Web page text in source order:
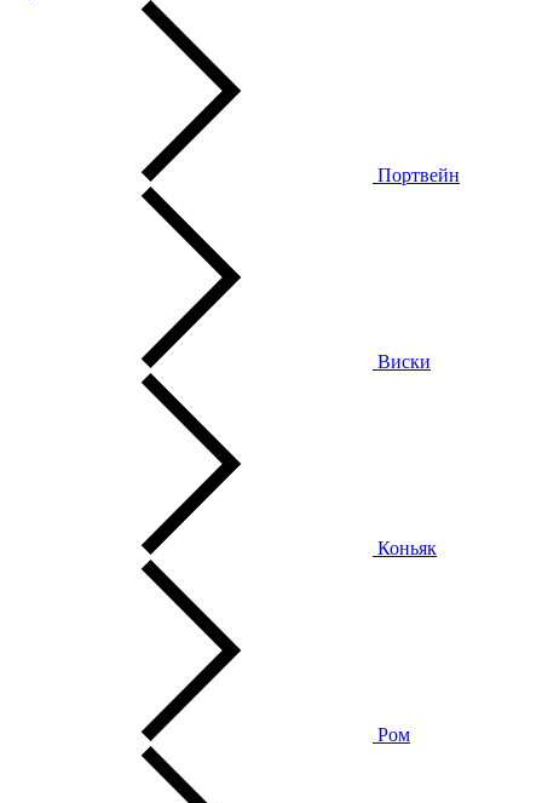
Портвейн
Виски
Коньяк
Ром